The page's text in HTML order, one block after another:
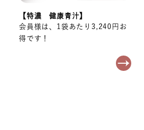
【特濃 健康青汁】
会員様は、1袋あたり3,240円お
得です！